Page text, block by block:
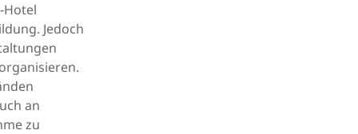
Hotel
Jedoch
an
zu